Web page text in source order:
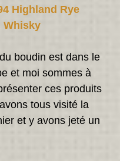
Highland Rye
Whisky
boudin est dans le
et moi sommes à
ces produits
tous visité la
et y avons jeté un